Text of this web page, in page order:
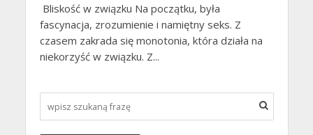
Bliskość w związku Na początku, była
fascynacja, zrozumienie i namiętny seks. Z
czasem zakrada się monotonia, która działa na
niekorzyść w związku. Z...